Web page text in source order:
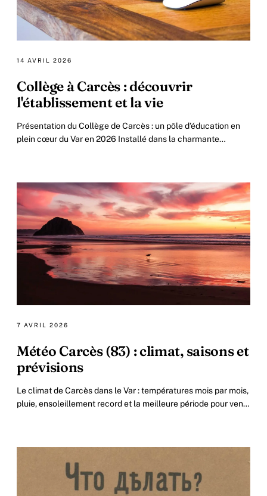
14 AVRIL 2026
Collège à Carcès : découvrir
l'établissement et la vie
Présentation du Collège de Carcès : un pôle d’éducation en
plein cœur du Var en 2026 Installé dans la charmante
7 AVRIL 2026
Météo Carcès (83) : climat, saisons et
prévisions
Le climat de Carcès dans le Var : températures mois par mois,
pluie, ensoleillement record et la meilleure période pour venir.